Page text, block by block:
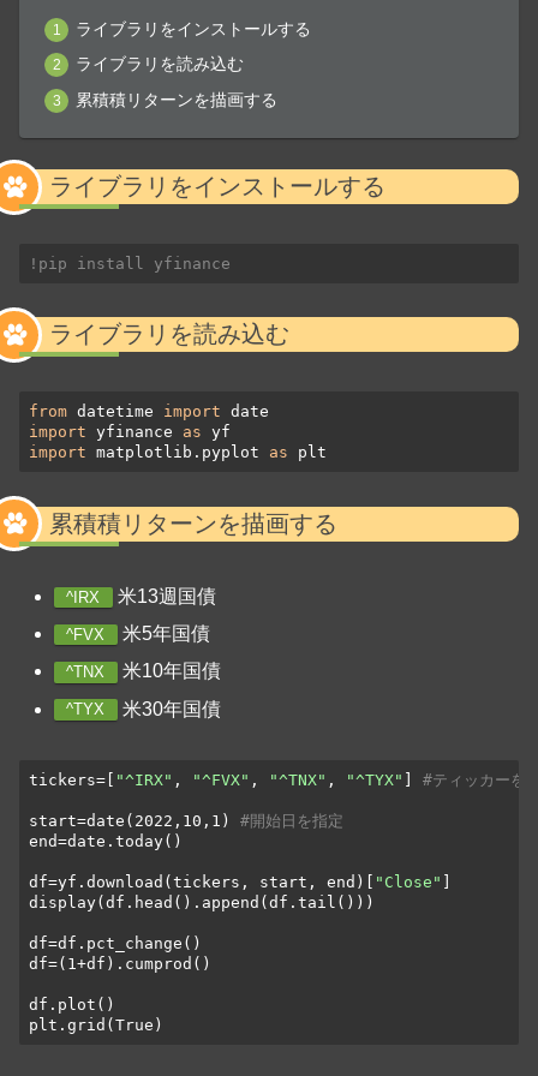
ライブラリをインストールする
ライブラリを読み込む
累積積リターンを描画する
ライブラリをインストールする
!pip install yfinance
ライブラリを読み込む
from datetime import
import yfinance as
import matplotlib.pyplot as plt
累積積リターンを描画する
^IRX 米13週国債
^FVX 米5年国債
^TNX 米10年国債
^TYX 米30年国債
tickers=[ "^IRX" , "^FVX" , "^TNX" , "^TYX" #ティッカーを
start=date(2022,10,1) #開始日を指定
end=date.today()
df=yf.download(tickers, start, end)[ "Close"
display(df.head().append(df.tail()))
df=df.pct_change()
df=(1+df).cumprod()
df.plot()
plt.grid(True)